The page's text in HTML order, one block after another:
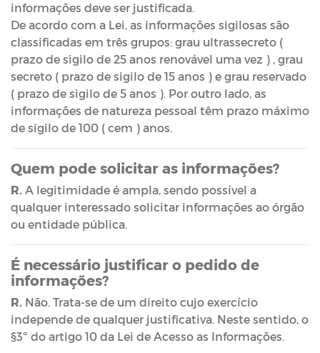
informações deve ser justificada.
De acordo com a Lei, as informações sigilosas são
classificadas em três grupos: grau ultrassecreto (
prazo de sigilo de 25 anos renovável uma vez ) , grau
secreto ( prazo de sigilo de 15 anos ) e grau reservado
( prazo de sigilo de 5 anos ). Por outro lado, as
informações de natureza pessoal têm prazo máximo
de sigilo de 100 ( cem ) anos.
Quem pode solicitar as informações?
R. A legitimidade é ampla, sendo possível a
qualquer interessado solicitar informações ao órgão
ou entidade pública.
É necessário justificar o pedido de
informações?
R. Não. Trata-se de um direito cujo exercício
independe de qualquer justificativa. Neste sentido, o
§3º do artigo 10 da Lei de Acesso as Informações.